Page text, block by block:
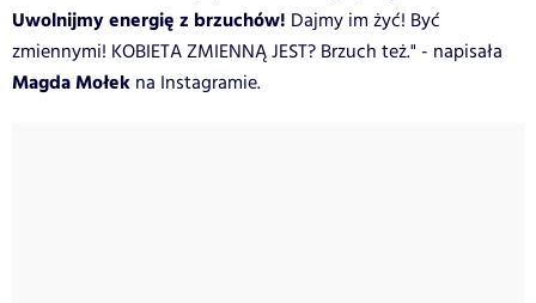
Uwolnijmy energię z brzuchów! Dajmy im żyć! Być
zmiennymi! KOBIETA ZMIENNĄ JEST? Brzuch też." - napisała
Magda Mołek na Instagramie.